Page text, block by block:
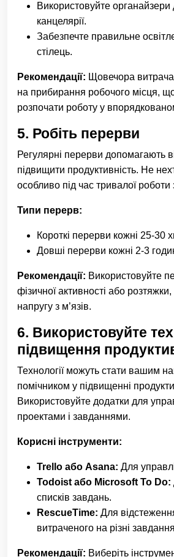
Використовуйте органайзери
канцелярії.
Забезпечте правильне
стілець.
Рекомендації: Щовечора
на прибирання робочого місця,
розпочати роботу у
5. Робіть перерви
Регулярні перерви допомагають
підвищити продуктивність. Не
особливо під час тривалої
Типи перерв:
Короткі перерви кожні 25-30
Довші перерви кожні 2-3
Рекомендації: Використовуйте
фізичної активності або
напругу з м’язів.
6. Використовуйте
підвищення
Технології можуть стати вашим
помічником у підвищенні
Використовуйте додатки для
проектами і завданнями.
Корисні інструменти:
Trello або Asana: Для
Todoist або Microsoft To Do:
списків завдань.
RescueTime: Для
витраченого на різні
Рекомендації: Виберіть